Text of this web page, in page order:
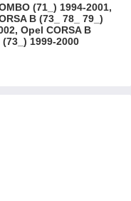
(71_) 1994-2001,
B (73_ 78_ 79_)
Opel CORSA B
1999-2000